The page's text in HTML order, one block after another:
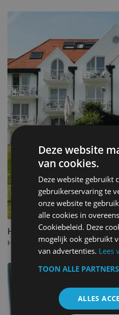
Hotel Approach
Hotel in Knokke-Heist. - België
Deze website
van cookies.
Deze website gebruikt
gebruikerservaring te
onze website te
alle cookies in
Cookiebeleid. Deze
mogelijk ook gebruikt
van advertenties. Lees
TOON ALLE
ALLES